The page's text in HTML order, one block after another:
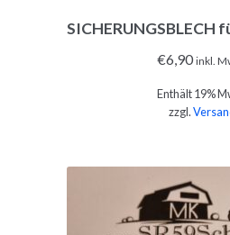
SICHERUNGSBLECH
€6,90 inkl.
Enthält 19%
zzgl.